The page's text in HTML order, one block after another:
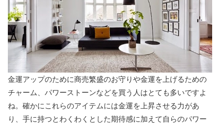
金運アップのために商売繁盛のお守りや金運を上げるための
チャーム、パワーストーンなどを買う人はとても多いですよ
ね。確かにこれらのアイテムには金運を上昇させる力があ
り、手に持つとわくわくとした期待感に加えて自らのパワー